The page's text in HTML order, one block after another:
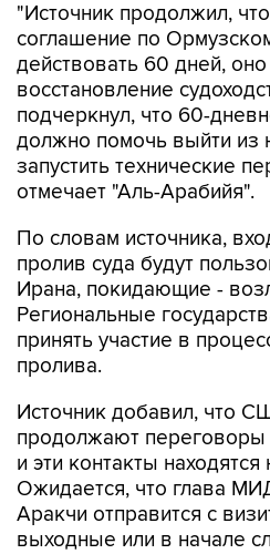
"Источник продолжил,
соглашение по
действовать 60 дней,
восстановление
подчеркнул, что 60-
должно помочь выйти из
запустить технические
отмечает "Аль-Арабийя".
По словам источника,
пролив суда будут
Ирана, покидающие -
Региональные
принять участие в
пролива.
Источник добавил, что
продолжают переговоры
и эти контакты
Ожидается, что глава
Аракчи отправится с
выходные или в начале